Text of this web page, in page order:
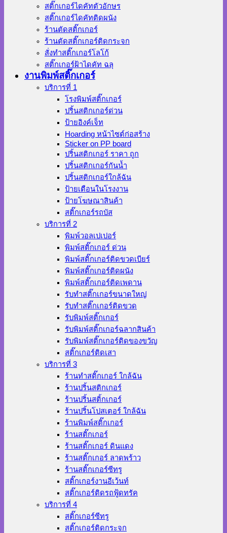
สติ๊กเกอร์ไดคัทตัวอักษร
สติ๊กเกอร์ไดคัทติดผนัง
ร้านตัดสติ๊กเกอร์
ร้านตัดสติ๊กเกอร์ติดกระจก
สั่งทําสติ๊กเกอร์โลโก้
สติ๊กเกอร์ฝ้าไดคัท ฉลุ
งานพิมพ์สติ๊กเกอร์
บริการที่ 1
โรงพิมพ์สติ๊กเกอร์
ปริ้นสติกเกอร์ด่วน
ป้ายอิงค์เจ็ท
Hoarding หน้าไซต์ก่อสร้าง
Sticker on PP board
ปริ้นสติกเกอร์ ราคา ถูก
ปริ้นสติกเกอร์กันน้ำ
ปริ้นสติกเกอร์ใกล้ฉัน
ป้ายเตือนในโรงงาน
ป้ายโฆษณาสินค้า
สติ๊กเกอร์รถบัส
บริการที่ 2
พิมพ์วอลเปเปอร์
พิมพ์สติ๊กเกอร์ ด่วน
พิมพ์สติ๊กเกอร์ติดขวดเบียร์
พิมพ์สติ๊กเกอร์ติดผนัง
พิมพ์สติ๊กเกอร์ติดเพดาน
รับทำสติ๊กเกอร์ขนาดใหญ่
รับทำสติ๊กเกอร์ติดขวด
รับพิมพ์สติ๊กเกอร์
รับพิมพ์สติ๊กเกอร์ฉลากสินค้า
รับพิมพ์สติ๊กเกอร์ติดของขวัญ
สติ๊กเกอร์ติดเสา
บริการที่ 3
ร้านทําสติ๊กเกอร์ ใกล้ฉัน
ร้านปริ้นสติกเกอร์
ร้านปริ้นสติ้กเกอร์
ร้านปริ้นโปสเตอร์ ใกล้ฉัน
ร้านพิมพ์สติ๊กเกอร์
ร้านสติ๊กเกอร์
ร้านสติ๊กเกอร์ ดินแดง
ร้านสติ๊กเกอร์ ลาดพร้าว
ร้านสติ๊กเกอร์ซีทรู
สติ๊กเกอร์งานอีเว้นท์
สติ๊กเกอร์ติดรถฟู้ดทรัค
บริการที่ 4
สติ๊กเกอร์ซีทรู
สติ๊กเกอร์ติดกระจก